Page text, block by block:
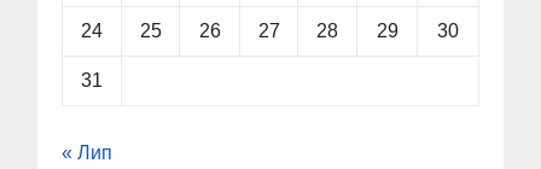
24 25 26 27 28 29 30
31
« Лип